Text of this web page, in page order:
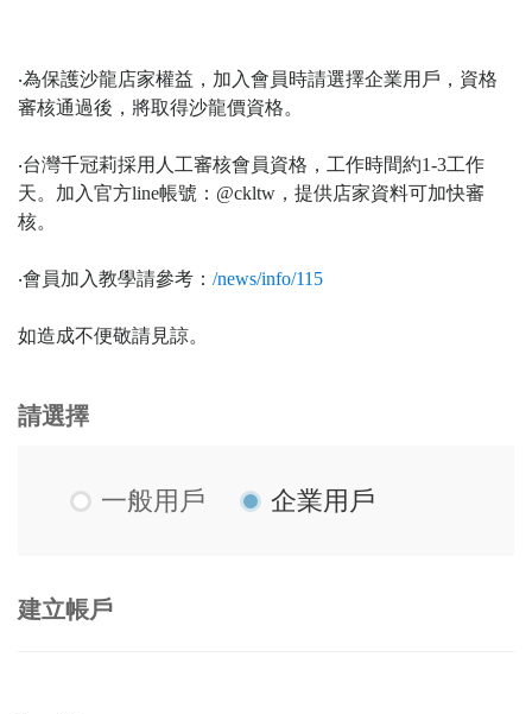
常見問題
聯絡我們：order@ckl.tw
‧為保護沙龍店家權益，加入會員時請選擇企業用戶，資格
審核通過後，將取得沙龍價資格。
‧台灣千冠莉採用人工審核會員資格，工作時間約1-3工作
天。加入官方line帳號：@ckltw，提供店家資料可加快審
核。
‧會員加入教學請參考： /news/info/115
如造成不便敬請見諒。
請選擇
一般用戶 企業用戶
建立帳戶